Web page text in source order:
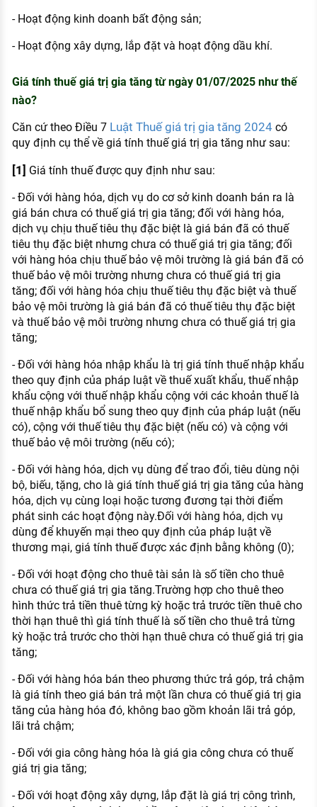
- Hoạt động kinh doanh bất động sản;
- Hoạt động xây dựng, lắp đặt và hoạt động dầu khí.
Giá tính thuế giá trị gia tăng từ ngày 01/07/2025 như thế
nào?
Căn cứ theo Điều 7 Luật Thuế giá trị gia tăng 2024có
quy định cụ thể về giá tính thuế giá trị gia tăng như sau:
[1] Giá tính thuế được quy định như sau:
- Đối với hàng hóa, dịch vụ do cơ sở kinh doanh bán ra là
giá bán chưa có thuế giá trị gia tăng; đối với hàng hóa,
dịch vụ chịu thuế tiêu thụ đặc biệt là giá bán đã có thuế
tiêu thụ đặc biệt nhưng chưa có thuế giá trị gia tăng; đối
với hàng hóa chịu thuế bảo vệ môi trường là giá bán đã có
thuế bảo vệ môi trường nhưng chưa có thuế giá trị gia
tăng; đối với hàng hóa chịu thuế tiêu thụ đặc biệt và thuế
bảo vệ môi trường là giá bán đã có thuế tiêu thụ đặc biệt
và thuế bảo vệ môi trường nhưng chưa có thuế giá trị gia
tăng;
- Đối với hàng hóa nhập khẩu là trị giá tính thuế nhập khẩu
theo quy định của pháp luật về thuế xuất khẩu, thuế nhập
khẩu cộng với thuế nhập khẩu cộng với các khoản thuế là
thuế nhập khẩu bổ sung theo quy định của pháp luật (nếu
có), cộng với thuế tiêu thụ đặc biệt (nếu có) và cộng với
thuế bảo vệ môi trường (nếu có);
- Đối với hàng hóa, dịch vụ dùng để trao đổi, tiêu dùng nội
bộ, biếu, tặng, cho là giá tính thuế giá trị gia tăng của hàng
hóa, dịch vụ cùng loại hoặc tương đương tại thời điểm
phát sinh các hoạt động này.Đối với hàng hóa, dịch vụ
dùng để khuyến mại theo quy định của pháp luật về
thương mại, giá tính thuế được xác định bằng không (0);
- Đối với hoạt động cho thuê tài sản là số tiền cho thuê
chưa có thuế giá trị gia tăng.Trường hợp cho thuê theo
hình thức trả tiền thuê từng kỳ hoặc trả trước tiền thuê cho
thời hạn thuê thì giá tính thuế là số tiền cho thuê trả từng
kỳ hoặc trả trước cho thời hạn thuê chưa có thuế giá trị gia
tăng;
- Đối với hàng hóa bán theo phương thức trả góp, trả chậm
là giá tính theo giá bán trả một lần chưa có thuế giá trị gia
tăng của hàng hóa đó, không bao gồm khoản lãi trả góp,
lãi trả chậm;
- Đối với gia công hàng hóa là giá gia công chưa có thuế
giá trị gia tăng;
- Đối với hoạt động xây dựng, lắp đặt là giá trị công trình,